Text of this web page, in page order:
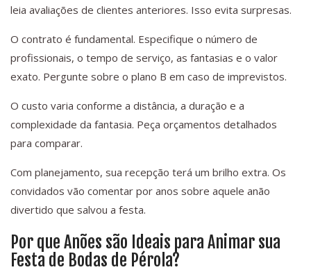
leia avaliações de clientes anteriores. Isso evita surpresas.
O contrato é fundamental. Especifique o número de
profissionais, o tempo de serviço, as fantasias e o valor
exato. Pergunte sobre o plano B em caso de imprevistos.
O custo varia conforme a distância, a duração e a
complexidade da fantasia. Peça orçamentos detalhados
para comparar.
Com planejamento, sua recepção terá um brilho extra. Os
convidados vão comentar por anos sobre aquele anão
divertido que salvou a festa.
Por que Anões são Ideais para Animar sua
Festa de Bodas de Pérola?